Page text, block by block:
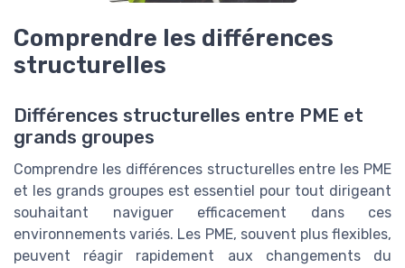
Comprendre les différences
structurelles
Différences structurelles entre PME et
grands groupes
Comprendre les différences structurelles entre les PME
et les grands groupes est essentiel pour tout dirigeant
souhaitant naviguer efficacement dans ces
environnements variés. Les PME, souvent plus flexibles,
peuvent réagir rapidement aux changements du